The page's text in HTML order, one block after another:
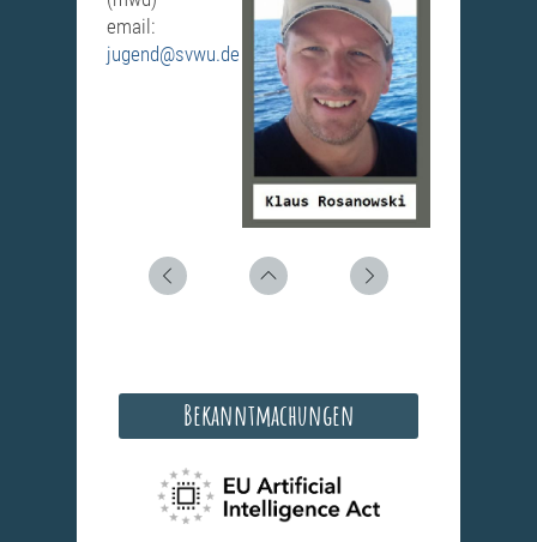
email:
jugend@svwu.de
Bekanntmachungen